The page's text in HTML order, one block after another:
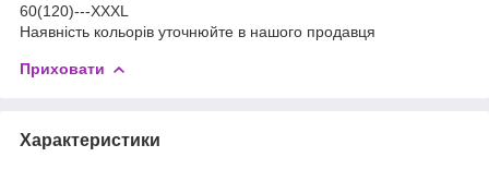
60(120)---XXXL
Наявність кольорів уточнюйте в нашого продавця
Приховати
Характеристики